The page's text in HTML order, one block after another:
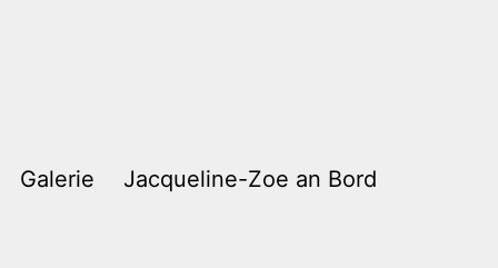
Galerie Jacqueline-Zoe an Bord